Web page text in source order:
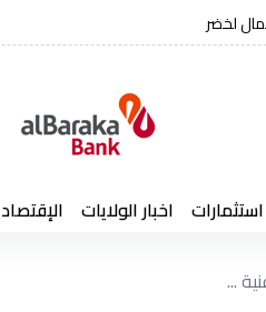
كمال لخضر
اخبار الولايات الإقتصاد
...